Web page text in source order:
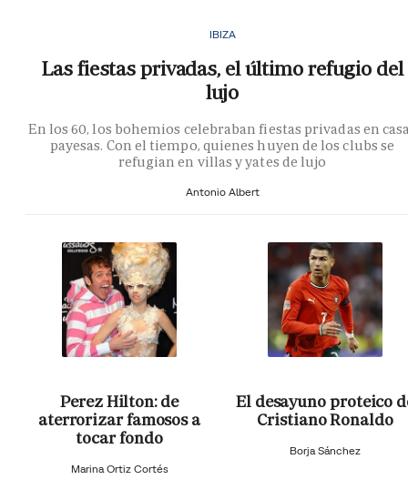
IBIZA
Las fiestas privadas, el último refugio del
lujo
En los 60, los bohemios celebraban fiestas privadas en
payesas. Con el tiempo, quienes huyen de los clubs se
refugian en villas y yates de lujo
Antonio Albert
Perez Hilton: de
aterrorizar famosos a
tocar fondo
Marina Ortiz Cortés
El desayuno proteico
Cristiano Ronaldo
Borja Sánchez